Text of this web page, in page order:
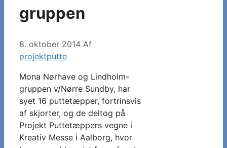
gruppen
8. oktober 2014 Af
projektputte
Mona Nørhave og Lindholm-
gruppen v/Nørre Sundby, har
syet 16 puttetæpper, fortrinsvis
af skjorter, og de deltog på
Projekt Puttetæppers vegne i
Kreativ Messe i Aalborg, hvor